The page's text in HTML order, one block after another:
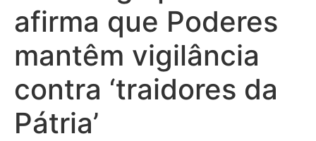
afirma que Poderes
mantêm vigilância
contra ‘traidores da
Pátria’